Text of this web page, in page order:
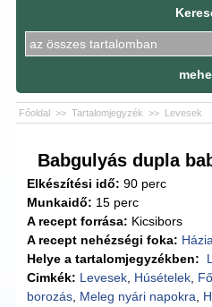
Főoldal >> Tartalomjegyzék >> Levesek
Babgulyás dupla
Elkészítési idő: 90 perc
Munkaidő: 15 perc
A recept forrása: Kicsibors
A recept nehézségi foka:
Helye a tartalomjegyzékben:
Cimkék: Levesek Húsételek
borozás Meleg nyári napokra